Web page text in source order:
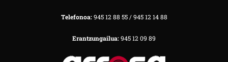
Telefonoa:945 12 88 55 / 945 12 14 88
Erantzungailua:945 12 09 89